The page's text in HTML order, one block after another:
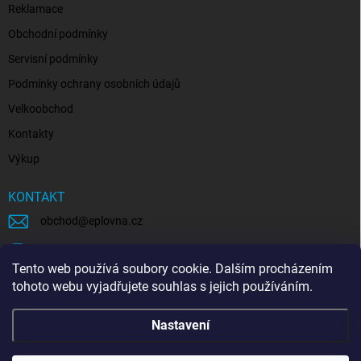
Tento web používá soubory cookie. Dalším procházením
tohoto webu vyjadřujete souhlas s jejich používáním.
Nastavení
Reklamace
Obchodní podmínky
Servisní podmínky
Podmínky ochrany osobních údajů
Velkoobchod
Kontakty
Výkup
KONTAKT
obchod @eplovna.cz
eplovna.cz